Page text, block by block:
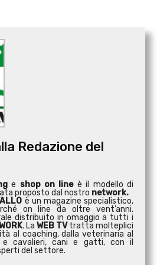
Redazione del
e shop on line è il modello di
proposto dal nostro network.
è un magazine specialistico,
on line da oltre vent’anni.
distribuito in omaggio a tutti i
. La WEB TVtratta molteplici
al coaching, dalla veterinaria al
e cavalieri, cani e gatti, con il
del settore.